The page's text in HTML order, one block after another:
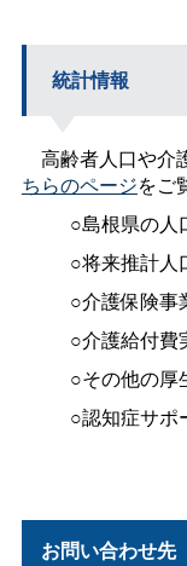
統計情報
高齢者人口や介
ちらのページをご
○島根県の人
○将来推計人
○介護保険事
○介護給付費
○その他の厚
○認知症サポ
お問い合わせ先